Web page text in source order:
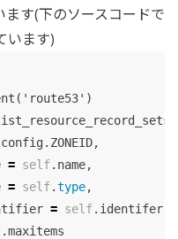
ます(下のソースコードで
います)
( 'route53' )
config. ZONEID,
= self. name,
= self.type,
= self. identifer
.maxitems